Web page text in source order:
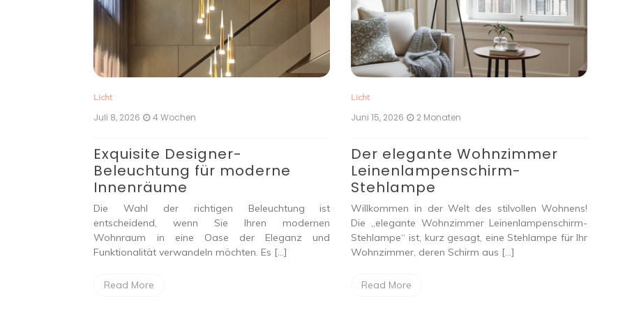
Licht
Juli 8, 2026 4 Wochen
Exquisite Designer-
Beleuchtung für moderne
Innenräume
Die Wahl der richtigen Beleuchtung ist
entscheidend, wenn Sie Ihren modernen
Wohnraum in eine Oase der Eleganz und
Funktionalität verwandeln möchten. Es […]
Read More
Licht
Juni 15, 2026 2 Monaten
Der elegante Wohnzimmer
Leinenlampenschirm-
Stehlampe
Willkommen in der Welt des stilvollen Wohnens!
Die „elegante Wohnzimmer Leinenlampenschirm-
Stehlampe“ ist, kurz gesagt, eine Stehlampe für Ihr
Wohnzimmer, deren Schirm aus […]
Read More